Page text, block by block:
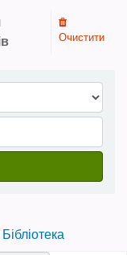
каталог
Очистити
Бібліотека